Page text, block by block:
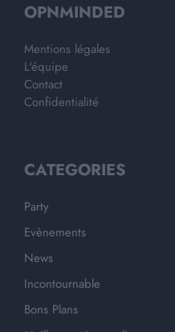
OPNMINDED
Mentions légales
L'équipe
Contact
Confidentialité
CATEGORIES
Party
Evènements
News
Incontournable
Bons Plans